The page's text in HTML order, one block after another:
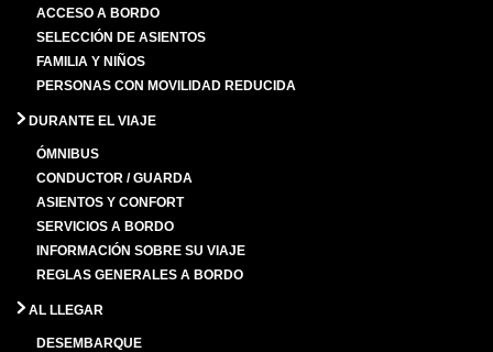
ACCESO A BORDO
SELECCIÓN DE ASIENTOS
FAMILIA Y NIÑOS
PERSONAS CON MOVILIDAD REDUCIDA
DURANTE EL VIAJE
ÓMNIBUS
CONDUCTOR / GUARDA
ASIENTOS Y CONFORT
SERVICIOS A BORDO
INFORMACIÓN SOBRE SU VIAJE
REGLAS GENERALES A BORDO
AL LLEGAR
DESEMBARQUE